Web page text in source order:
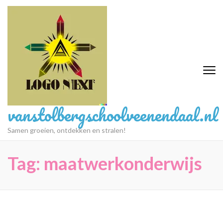
Ga
vanstolbergschoolveenendaal.nl
Samen groeien, ontdekken en stralen!
Tag: maatwerkonderwijs